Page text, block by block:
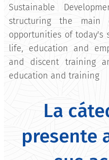
Sustainable
structuring the main
opportunities of today's
life, education and
and discent training
education and training
La
presente